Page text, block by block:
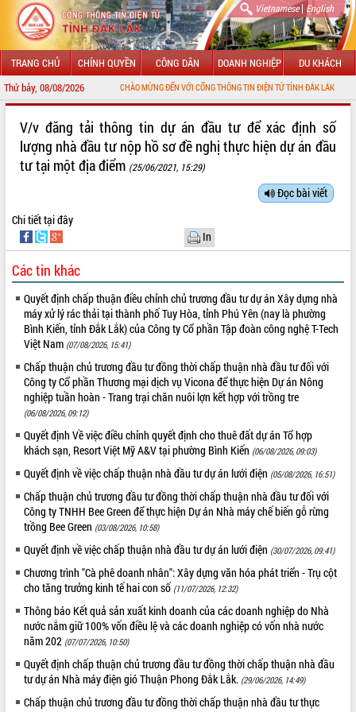
Vietnamese| English
TRANG CHỦ CHÍNH QUYỀN CÔNG DÂN DOANH NGHIỆP DU KHÁCH
Thứ bảy, 08/08/2026 CHÀO MỪNG ĐẾN VỚI CỔNG THÔNG TIN ĐIỆN TỬ TỈNH ĐẮK LẮK
LÃNH ĐẠO UBND TỈNH
SỞ, BAN, NGÀNH
UBND CÁC XÃ, PHƯỜNG
THÔNG TIN CHỈ ĐẠO ĐIỀU HÀNH
HỆ THỐNG VĂN BẢN
VĂN BẢN HĐND TỈNH
ĐIỂM TIN VĂN BẢN
QUY HOẠCH - KẾ HOẠCH
V/v đăng tải thông tin dự án đầu tư để xác định số
lượng nhà đầu tư nộp hồ sơ đề nghị thực hiện dự án đầu
tư tại một địa điểm (25/06/2021, 15:29)
Đọc bài viết
Chi tiếttại đây
In
Các tin khác
Quyết định chấp thuận điều chỉnh chủ trương đầu tư dự án Xây dựng nhà
máy xử lý rác thải tại thành phố Tuy Hòa, tỉnh Phú Yên (nay là phường
Bình Kiến, tỉnh Đắk Lắk) của Công ty Cổ phần Tập đoàn công nghệ T-Tech
Việt Nam (07/08/2026, 15:41)
Chấp thuận chủ trương đầu tư đồng thời chấp thuận nhà đầu tư đối với
Công ty Cổ phần Thương mại dịch vụ Vicona để thực hiện Dự án Nông
nghiệp tuần hoàn - Trang trại chăn nuôi lợn kết hợp với trồng tre
(06/08/2026, 09:12)
Quyết định Về việc điều chỉnh quyết định cho thuê đất dự án Tổ hợp
khách sạn, Resort Việt Mỹ A&V tại phường Bình Kiến (06/08/2026, 09:03)
Quyết định về việc chấp thuận nhà đầu tư dự án lưới điện (05/08/2026, 16:51)
Chấp thuận chủ trương đầu tư đồng thời chấp thuận nhà đầu tư đối với
Công ty TNHH Bee Green để thực hiện Dự án Nhà máy chế biến gỗ rừng
trồng Bee Green (03/08/2026, 10:58)
Quyết định về việc chấp thuận nhà đầu tư dự án lưới điện (30/07/2026, 09:41)
Chương trình "Cà phê doanh nhân": Xây dựng văn hóa phát triển - Trụ cột
cho tăng trưởng kinh tế hai con số (11/07/2026, 12:32)
Thông báo Kết quả sản xuất kinh doanh của các doanh nghiệp do Nhà
nước nắm giữ 100% vốn điều lệ và các doanh nghiệp có vốn nhà nước
năm 202 (07/07/2026, 10:50)
Quyết định chấp thuận chủ trương đầu tư đồng thời chấp thuận nhà đầu
tư dự án Nhà máy điện gió Thuận Phong Đắk Lắk. (29/06/2026, 14:49)
Chấp thuận chủ trương đầu tư đồng thời chấp thuận nhà đầu tư thực